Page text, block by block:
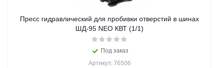
Пресс гидравлический для пробивки отверстий в шинах
ШД-95 NEO КВТ (1/1)
Под заказ
Артикул: 76506